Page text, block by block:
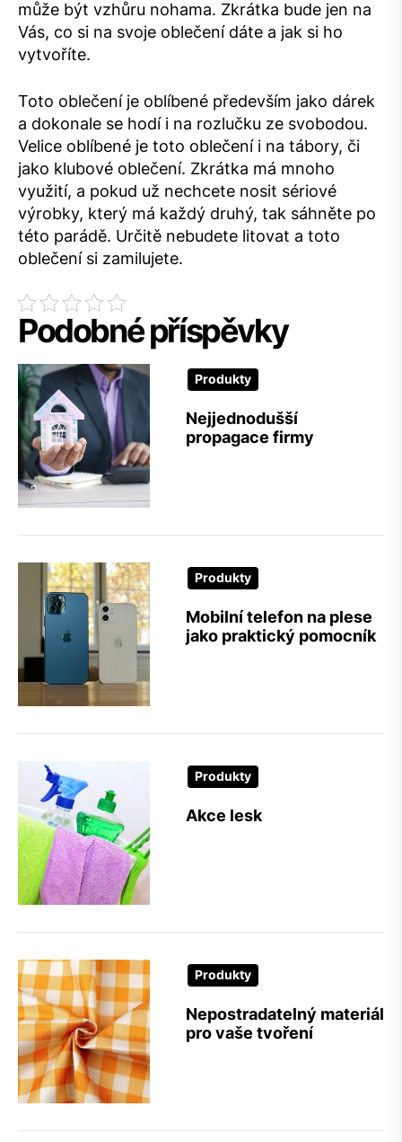
může být vzhůru nohama. Zkrátka bude jen na
Vás, co si na svoje oblečení dáte a jak si ho
vytvoříte.
Toto oblečení je oblíbené především jako dárek
a dokonale se hodí i na rozlučku ze svobodou.
Velice oblíbené je toto oblečení i na tábory, či
jako klubové oblečení. Zkrátka má mnoho
využití, a pokud už nechcete nosit sériové
výrobky, který má každý druhý, tak sáhněte po
této parádě. Určitě nebudete litovat a toto
oblečení si zamilujete.
Podobné příspěvky
Produkty
Nejjednodušší
propagace firmy
Produkty
Mobilní telefon na plese
jako praktický pomocník
Produkty
Akce lesk
Produkty
Nepostradatelný materiál
pro vaše tvoření